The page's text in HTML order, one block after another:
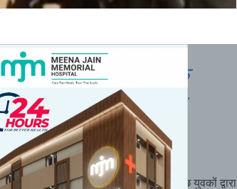
मोतीसागर पारा के
की धज्जियां, वीडियो
खुली चुनौती देते हुए मोतीसागर पारा के कुछ युवकों द्वारा